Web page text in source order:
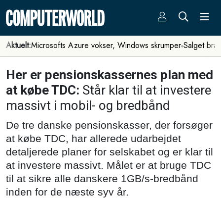
Aktuelt:Microsofts Azure vokser, Windows skrumper Salget
Her er pensionskassernes plan med
at købe TDC: Står klar til at investere
massivt i mobil- og bredbånd
De tre danske pensionskasser, der forsøger
at købe TDC, har allerede udarbejdet
detaljerede planer for selskabet og er klar til
at investere massivt. Målet er at bruge TDC
til at sikre alle danskere 1GB/s-bredbånd
inden for de næste syv år.